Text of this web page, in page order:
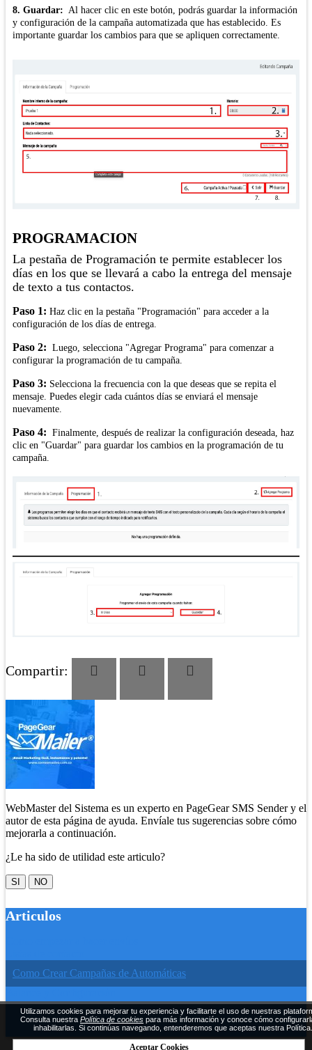
8. Guardar: Al hacer clic en este botón, podrás guardar la información
y configuración de la campaña automatizada que has establecido. Es
importante guardar los cambios para que se apliquen correctamente.
PROGRAMACION
La pestaña de Programación te permite establecer los
días en los que se llevará a cabo la entrega del mensaje
de texto a tus contactos.
Paso 1: Haz clic en la pestaña "Programación" para acceder a la
configuración de los días de entrega.
Paso 2: Luego, selecciona "Agregar Programa" para comenzar a
configurar la programación de tu campaña.
Paso 3: Selecciona la frecuencia con la que deseas que se repita el
mensaje. Puedes elegir cada cuántos días se enviará el mensaje
nuevamente.
Paso 4: Finalmente, después de realizar la configuración deseada, haz
clic en "Guardar" para guardar los cambios en la programación de tu
campaña.
Compartir:
WebMaster del Sistema es un experto en PageGear SMS Sender y el
autor de esta página de ayuda. Envíale tus sugerencias sobre cómo
mejorarla a continuación.
¿Le ha sido de utilidad este articulo?
SI NO
Articulos
Como Crear Campañas de Automáticas
Historial de envíos
Restricciones de uso y envíos
Listas Negra
Utilizamos cookies para mejorar tu experiencia y facilitarte el uso de nuestras
Consulta nuestra Política de cookies para más información y conoce cómo
inhabilitarlas. Si continúas navegando, entenderemos que aceptas nuestra Política.
Aceptar Cookies